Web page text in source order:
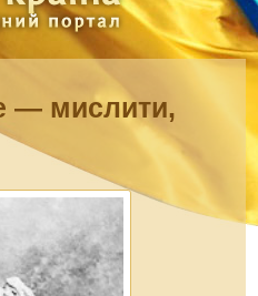
— мислити,